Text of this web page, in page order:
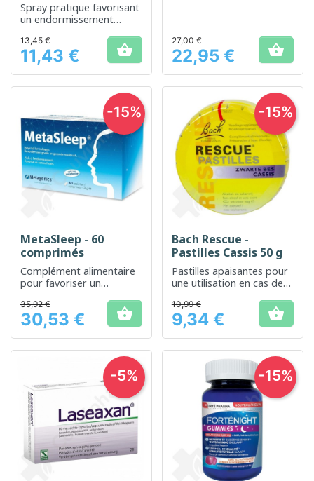
Spray pratique favorisant
un endormissement
réparateur
Prix
13,45 €
11,43 €  Prix
27,00 €
22,95 € 
MetaSleep - 60
comprimés
Complément alimentaire
pour favoriser un
réparateur
Prix
35,92 €
30,53 € 
-15%
Bach Rescue -
Pastilles Cassis 50 g
Pastilles apaisantes pour
une utilisation en cas de
Prix
10,99 €
9,34 € 
-15%
-5% -15%